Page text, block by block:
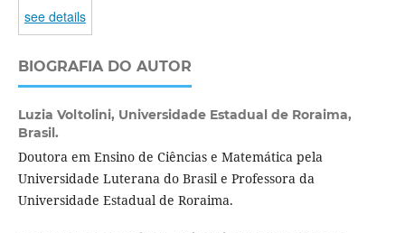
see details
BIOGRAFIA DO AUTOR
Luzia Voltolini, Universidade Estadual de Roraima,
Brasil.
Doutora em Ensino de Ciências e Matemática pela
Universidade Luterana do Brasil e Professora da
Universidade Estadual de Roraima.